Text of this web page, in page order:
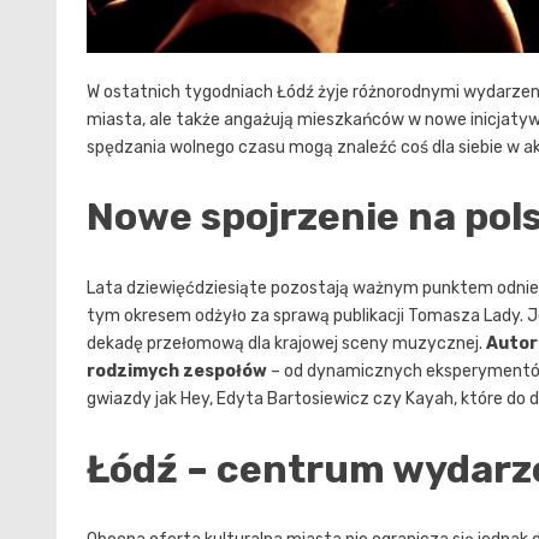
W ostatnich tygodniach Łódź żyje różnorodnymi
miasta, ale także angażują mieszkańców w nowe
spędzania wolnego czasu mogą znaleźć coś dla siebie w
Nowe spojrzenie na
Lata dziewięćdziesiąte pozostają ważnym punktem
tym okresem odżyło za sprawą publikacji Tomasza Lady.
dekadę przełomową dla krajowej sceny muzycznej. Autor
rodzimych zespołów – od dynamicznych
gwiazdy jak Hey, Edyta Bartosiewicz czy Kayah, które
Łódź – centrum